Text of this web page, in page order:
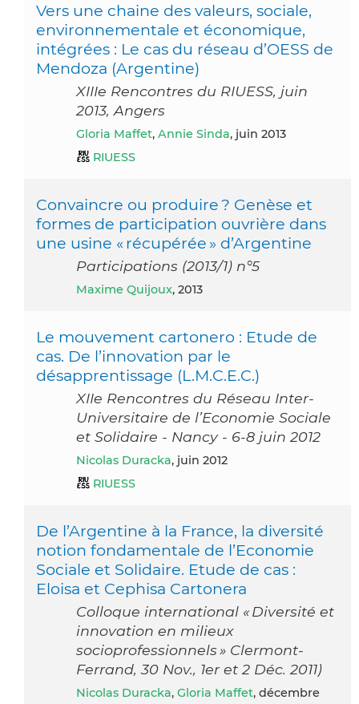
Vers une chaine des valeurs, sociale,
environnementale et économique,
intégrées : Le cas du réseau d’OESS de
Mendoza (Argentine)
XIIIe Rencontres du RIUESS, juin
2013, Angers
Gloria Maffet, Annie Sinda, juin 2013
RIUESS
Convaincre ou produire ? Genèse et
formes de participation ouvrière dans
une usine « récupérée » d’Argentine
Participations (2013/1) n°5
Maxime Quijoux, 2013
Le mouvement cartonero : Etude de
cas. De l’innovation par le
désapprentissage (L.M.C.E.C.)
XIIe Rencontres du Réseau Inter-
Universitaire de l’Economie Sociale
et Solidaire - Nancy - 6-8 juin 2012
Nicolas Duracka, juin 2012
RIUESS
De l’Argentine à la France, la diversité
notion fondamentale de l’Economie
Sociale et Solidaire. Etude de cas :
Eloisa et Cephisa Cartonera
Colloque international « Diversité et
innovation en milieux
socioprofessionnels » Clermont-
Ferrand, 30 Nov., 1er et 2 Déc. 2011)
Nicolas Duracka, Gloria Maffet, décembre